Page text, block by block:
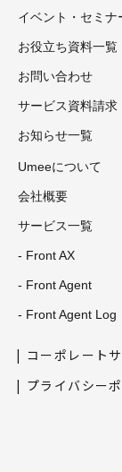
イベント・セミナ
お役立ち資料一覧
お問い合わせ
サービス資料請求
お知らせ一覧
Umeeについて
会社概要
サービス一覧
- Front AX
- Front Agent
- Front Agent Log
コーポレート
プライバシー